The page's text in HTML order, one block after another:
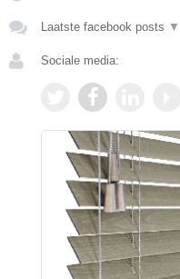
Laatste facebook posts ▼
Sociale media: